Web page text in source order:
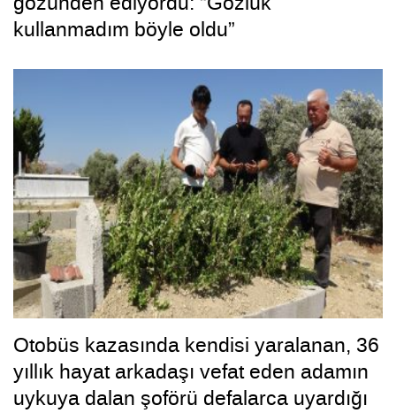
kullanmadım böyle oldu”
Otobüs kazasında kendisi yaralanan, 36
yıllık hayat arkadaşı vefat eden adamın
uykuya dalan şoförü defalarca uyardığı